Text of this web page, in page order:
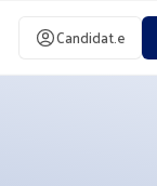
Candidat.e